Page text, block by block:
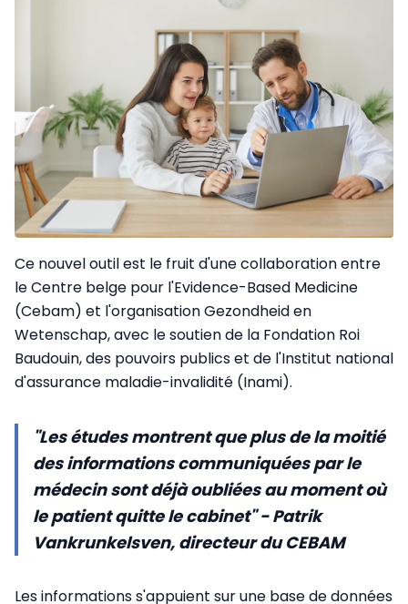
Ce nouvel outil est le fruit d'une collaboration entre
le Centre belge pour l'Evidence-Based Medicine
(Cebam) et l'organisation Gezondheid en
Wetenschap, avec le soutien de la Fondation Roi
Baudouin, des pouvoirs publics et de l'Institut national
d'assurance maladie-invalidité (Inami).
"Les études montrent que plus de la moitié
des informations communiquées par le
médecin sont déjà oubliées au moment où
le patient quitte le cabinet" - Patrik
Vankrunkelsven, directeur du CEBAM
Les informations s'appuient sur une base de données